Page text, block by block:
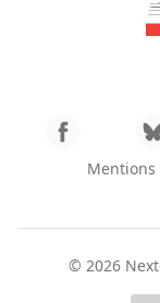
Mentions
© 2026